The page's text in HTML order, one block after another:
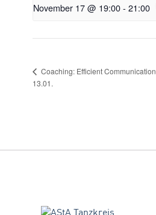
November 17 @ 19:00- 21:00
Coaching: Efficient Communication
13.01.